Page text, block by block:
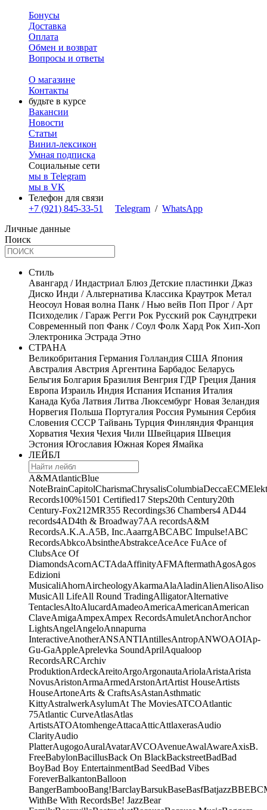
Бонусы
Доставка
Оплата
Обмен и возврат
Вопросы и ответы
О магазине
Контакты
будьте в курсе
Вакансии
Новости
Статьи
Винил-лексикон
Умная подписка
Социальные сети
мы в Telegram
мы в VK
Телефон для связи
+7 (921) 845-33-51
Telegram / WhatsApp
Личные данные
Поиск
Стиль
Авангард / Индастриал Блюз Детские пластинки Джаз
Диско Инди / Альтернатива Классика Краутрок Метал
Неосоул Новая волна Панк / Нью вейв Поп Прог / Арт
Психоделик / Гараж Регги Рок Русский рок Саундтреки
Современный поп Фанк / Соул Фолк Хард Рок Хип-Хоп
Электроника Эстрада Этно
СТРАНА
Великобритания Германия Голландия США Япония
Австралия Австрия Аргентина Барбадос Беларусь
Бельгия Болгария Бразилия Венгрия ГДР Греция Дания
Европа Израиль Индия Испания Испания Италия
Канада Куба Латвия Литва Люксембург Новая Зеландия
Норвегия Польша Португалия Россия Румыния Сербия
Словения СССР Тайвань Турция Финляндия Франция
Хорватия Чехия Чехия Чили Швейцария Швеция
Эстония Югославия Южная Корея Ямайка
ЛЕЙБЛ
A&MAtlanticBlue
NoteBrainCapitolCharismaChrysalisColumbiaDeccaECM
Records100%1501 Certified17 Steps20th Century20th
Century-Fox21 2MR355 Recordings36 Chambers4 AD44
records4AD4th & Broadway7AA recordsA&M
RecordsA.K.A.A5B, Inc.AaarrgABCABC Impulse!ABC
RecordsAbkcoAbsintheAbstrakceAceAce FuAce of
ClubsAce Of
DiamondsAcornACTAdaAffinityAFMAftermathAgosAgos
Edizioni
MusicaliAhornAircheologyAkarmaAlaAladinAlienAlisoAliso
MusicAll LifeAll Round TradingAlligatorAlternative
TentaclesAltoAlucardAmadeoAmericaAmericanAmerican
ClaveAmigaAmpexAmpex RecordsAmuletAnchorAnchor
LightsAngelAngeloAnnapurna
InteractiveAnotherANSANTIAntillesAntropANWOAOIAp-
Gu-GaAppleAprelevka SoundAprilAqualoop
RecordsARCArchiv
ProduktionArdeckAreitoArgoArgonautaAriolaAristaArista
NovusAristonArmaArmedArstonArtArtist HouseArtists
HouseArtoneArts & CraftsAsAstanAsthmatic
KittyAstralwerkAsylumAt The MoviesATCOAtlantic
75Atlantic CurveAtlasAtlas
ArtistsATOAtomhengeAttacaAtticAttlaxerasAudio
ClarityAudio
PlatterAugogoAuralAvatarAVCOAvenueAwalAwareAxisB.
FreeBabylonBacillusBack On BlackBackstreetBadBad
BoyBad Boy EntertainmentBad SeedBad Vibes
ForeverBalkantonBalloon
BangerBambooBang!BarclayBarsukBaseBasfBatjazzBBE
WithBe With RecordsBe! JazzBear